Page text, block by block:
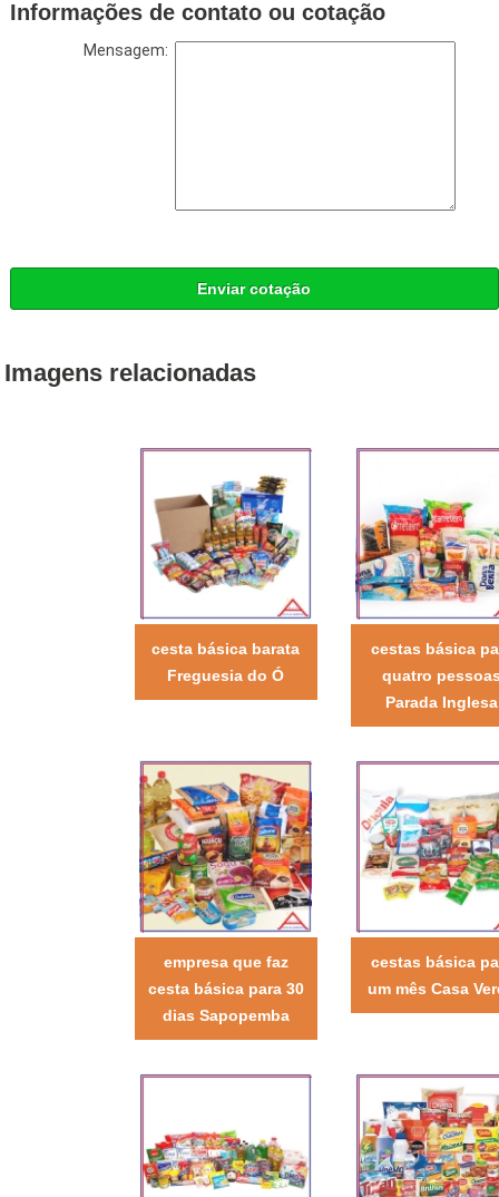
Informações de contato ou cotação
Mensagem:
Enviar cotação
Imagens relacionadas
cesta básica barata
Freguesia do Ó
cestas básica
quatro
Parada Inglesa
empresa que faz
cesta básica para 30
dias Sapopemba
cestas básica
um mês Casa